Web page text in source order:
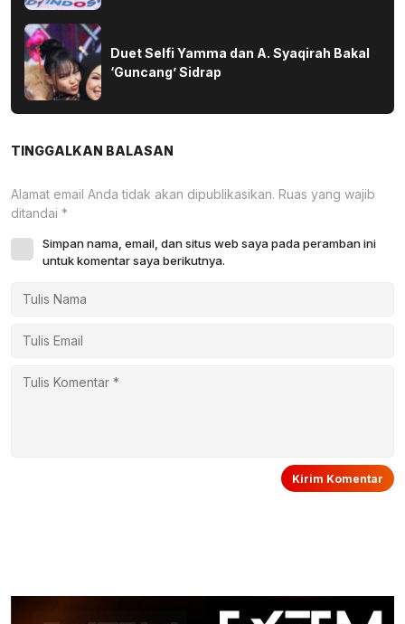
Duet Selfi Yamma dan A. Syaqirah Bakal
‘Guncang’ Sidrap
TINGGALKAN BALASAN
Alamat email Anda tidak akan dipublikasikan. Ruas yang wajib
ditandai *
Simpan nama, email, dan situs web saya pada peramban ini
untuk komentar saya berikutnya.